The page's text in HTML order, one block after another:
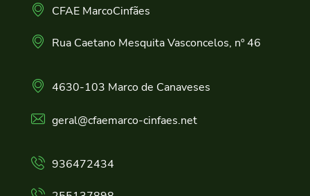
CFAE MarcoCinfães
Rua Caetano Mesquita Vasconcelos, nº 46
4630-103 Marco de Canaveses
geral@cfaemarco-cinfaes.net
936472434